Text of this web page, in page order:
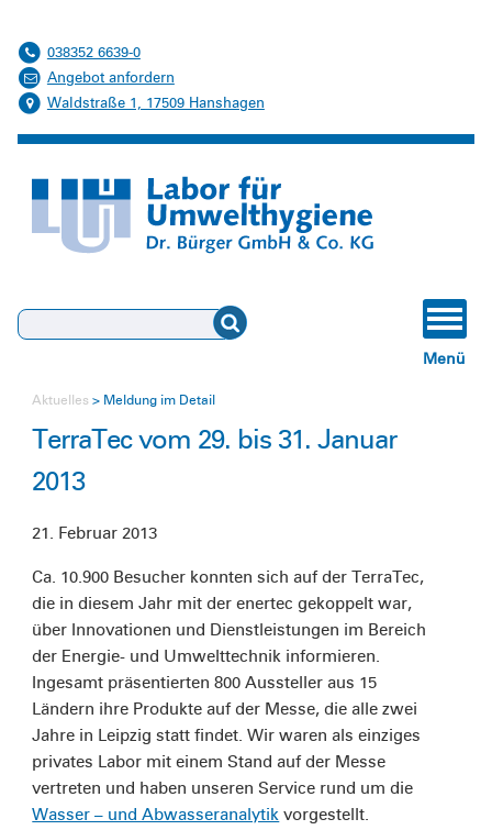
038352 6639-0
Angebot anfordern
Waldstraße 1, 17509 Hanshagen
Suchen
Menü
Aktuelles Meldung im Detail
TerraTec vom 29. bis 31. Januar
2013
21. Februar 2013
Ca. 10.900 Besucher konnten sich auf der TerraTec,
die in diesem Jahr mit der enertec gekoppelt war,
über Innovationen und Dienstleistungen im Bereich
der Energie- und Umwelttechnik informieren.
Ingesamt präsentierten 800 Aussteller aus 15
Ländern ihre Produkte auf der Messe, die alle zwei
Jahre in Leipzig statt findet. Wir waren als einziges
privates Labor mit einem Stand auf der Messe
vertreten und haben unseren Service rund um die
Wasser – und Abwasseranalytik vorgestellt.